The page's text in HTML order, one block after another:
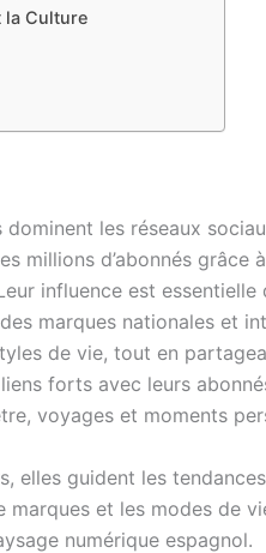
la Culture
dominent les réseaux
millions d’abonnés grâce
influence est essentielle
marques nationales et
de vie, tout en
forts avec leurs
voyages et moments
elles guident les
et les modes de
numérique espagnol.